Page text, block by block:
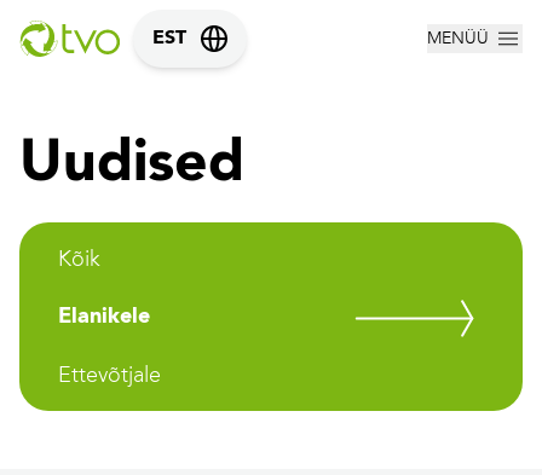
EST MENÜÜ
Uudised
Kõik
Elanikele
Ettevõtjale